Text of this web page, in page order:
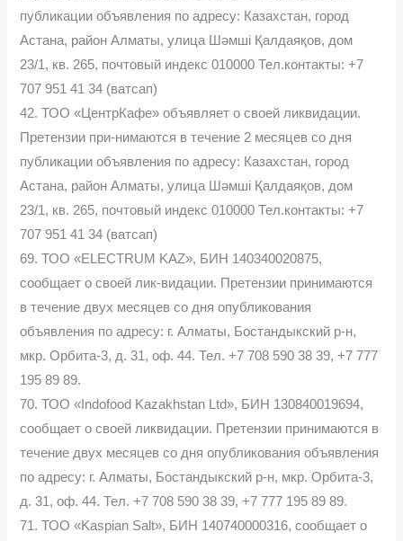
публикации объявления по адресу: Казахстан, город
Астана, район Алматы, улица Шәмші Қалдаяқов, дом
23/1, кв. 265, почтовый индекс 010000 Тел.контакты: +7
707 951 41 34 (ватсап)
42. ТОО «ЦентрКафе» объявляет о своей ликвидации.
Претензии при-нимаются в течение 2 месяцев со дня
публикации объявления по адресу: Казахстан, город
Астана, район Алматы, улица Шәмші Қалдаяқов, дом
23/1, кв. 265, почтовый индекс 010000 Тел.контакты: +7
707 951 41 34 (ватсап)
69. ТОО «ELECTRUM KAZ», БИН 140340020875,
сообщает о своей лик-видации. Претензии принимаются
в течение двух месяцев со дня опубликования
объявления по адресу: г. Алматы, Бостандыкский р-н,
мкр. Орбита-3, д. 31, оф. 44. Тел. +7 708 590 38 39, +7 777
195 89 89.
70. ТОО «Indofood Kazakhstan Ltd», БИН 130840019694,
сообщает о своей ликвидации. Претензии принимаются в
течение двух месяцев со дня опубликования объявления
по адресу: г. Алматы, Бостандыкский р-н, мкр. Орбита-3,
д. 31, оф. 44. Тел. +7 708 590 38 39, +7 777 195 89 89.
71. ТОО «Kaspian Salt», БИН 140740000316, сообщает о